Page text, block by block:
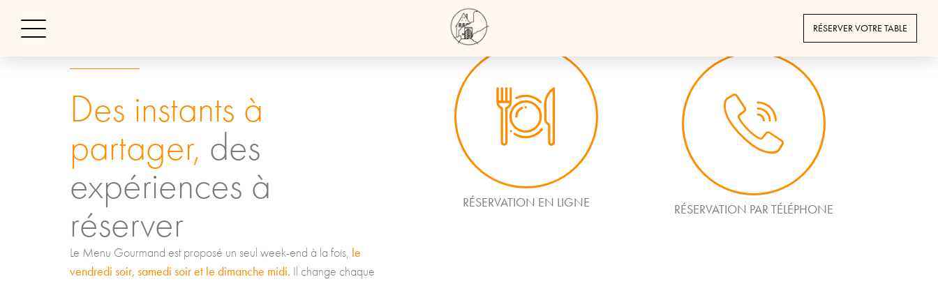
RÉSERVER VOTRE TABLE
RÉSERVATION
RÉSERVATION PAR TÉLÉPHONE
RÉSERVATION EN LIGNE
Des instants à
partager, des
expériences à
réserver
Le Menu Gourmand est proposé un seul week-end à la fois, le
vendredi soir, samedi soir et le dimanche midi. Il change chaque